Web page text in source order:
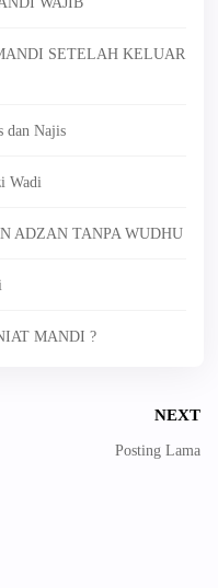
SETELAH KELUAR
dan Najis
Wadi
ADZAN TANPA WUDHU
MANDI ?
NEXT
Posting Lama